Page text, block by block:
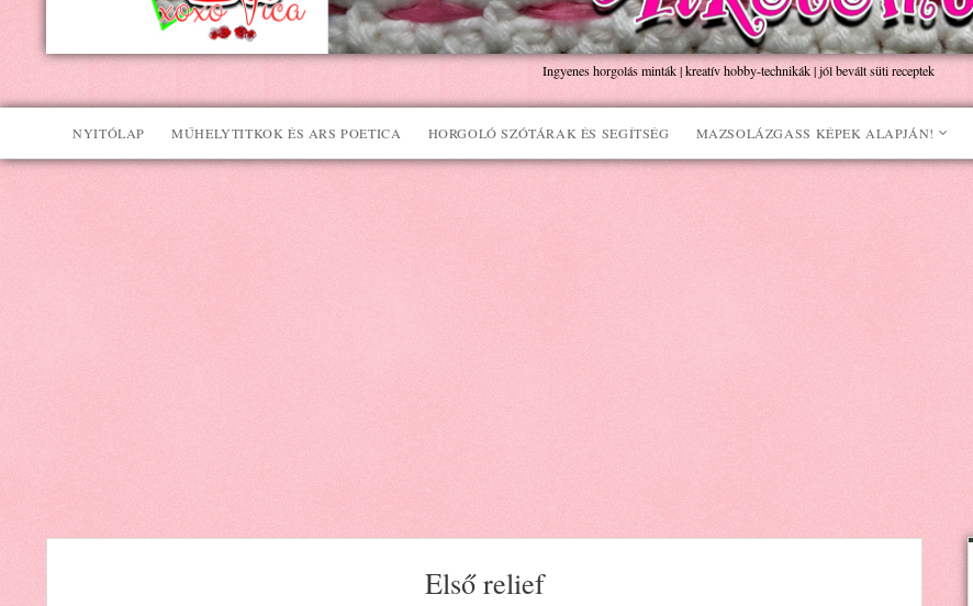
Ingyenes horgolás minták | kreatív hobby-technikák | jól bevált süti receptek
NYITÓLAP MŰHELYTITKOK ÉS ARS POETICA HORGOLÓ SZÓTÁRAK ÉS SEGÍTSÉG MAZSOLÁZGASS KÉPEK ALAPJÁN!
Első relief